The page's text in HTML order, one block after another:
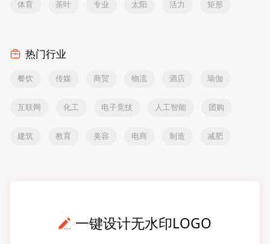
体育 茶叶 专业 太阳 活力 矩形
热门行业
餐饮 传媒 商贸 物流 酒店 瑜伽
互联网 化工 电子竞技 人工智能 团购
建筑 教育 美容 电商 制造 减肥
一键设计无水印LOGO